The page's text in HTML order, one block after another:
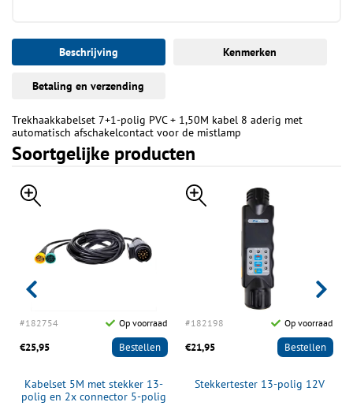
Beschrijving Kenmerken
Betaling en verzending
Trekhaakkabelset 7+1-polig PVC + 1,50M kabel 8 aderig met
automatisch afschakelcontact voor de mistlamp
Soortgelijke producten
#182754 Op voorraad
€25,95 Bestellen
Kabelset 5M met stekker 13-
polig en 2x connector 5-polig
#182198 Op voorraad
€21,95 Bestellen
Stekkertester 13-polig 12V